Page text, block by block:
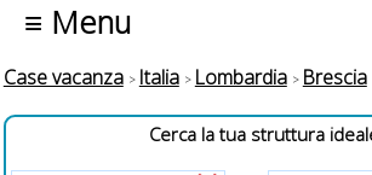
≡ Menu
Case vacanza Italia Lombardia Brescia
Cerca la tua struttura